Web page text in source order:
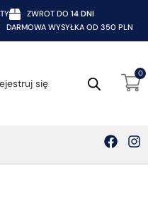
ZWROT DO 14 DNI
DARMOWA WYSYŁKA OD 350 PLN
się
0